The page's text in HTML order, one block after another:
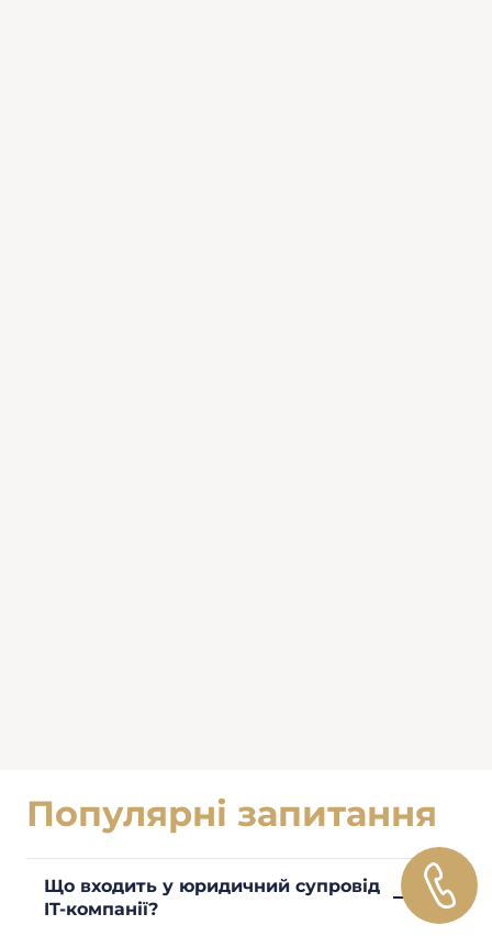
Популярні запитання
Що входить у юридичний супровід
IT-компанії?